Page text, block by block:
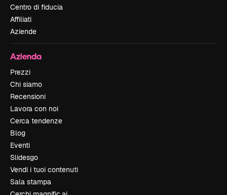
Centro di fiducia
Affiliati
Aziende
Azienda
Prezzi
Chi siamo
Recensioni
Lavora con noi
Cerca tendenze
Blog
Eventi
Slidesgo
Vendi i tuoi contenuti
Sala stampa